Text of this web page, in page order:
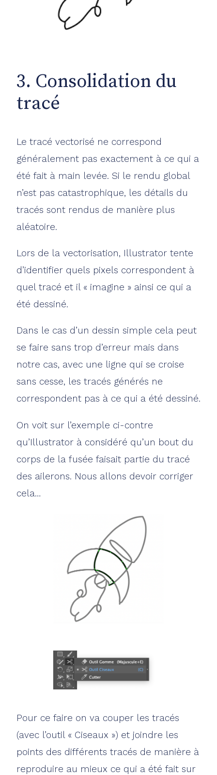
3. Consolidation du
tracé
Le tracé vectorisé ne correspond
généralement pas exactement à ce qui a
été fait à main levée. Si le rendu global
n’est pas catastrophique, les détails du
tracés sont rendus de manière plus
aléatoire.
Lors de la vectorisation, Illustrator tente
d’identifier quels pixels correspondent à
quel tracé et il « imagine » ainsi ce qui a
été dessiné.
Dans le cas d’un dessin simple cela peut
se faire sans trop d’erreur mais dans
notre cas, avec une ligne qui se croise
sans cesse, les tracés générés ne
correspondent pas à ce qui a été dessiné.
On voit sur l’exemple ci-contre
qu’Illustrator à considéré qu’un bout du
corps de la fusée faisait partie du tracé
des ailerons. Nous allons devoir corriger
cela…
Pour ce faire on va couper les tracés
(avec l’outil « Ciseaux ») et joindre les
points des différents tracés de manière à
reproduire au mieux ce qui a été fait sur